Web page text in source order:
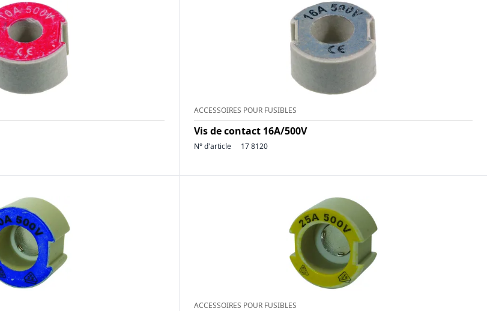
ACCESSOIRES POUR FUSIBLES
Vis de contact 16A/500V
N° d'article 17 8120
ACCESSOIRES POUR FUSIBLES